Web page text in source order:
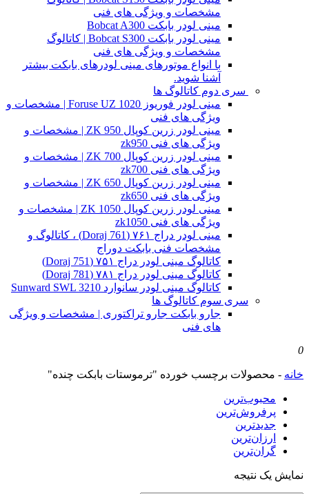
مشخصات و ویژگی های فنی
مینی لودر بابکت Bobcat A300
مینی لودر بابکت Bobcat S300 | کاتالوگ
مشخصات و ویژگی های فنی
با انواع موتورهای مینی لودرهای بابکت بیشتر
آشنا شوید.
سری دوم کاتالوگ ها
مینی لودر فوریوز Foruse UZ 1020 | مشخصات و
ویژگی های فنی
مینی لودر زرین کوپال ZK 950 | مشخصات و
ویژگی های فنی zk950
مینی لودر زرین کوپال ZK 700 | مشخصات و
ویژگی های فنی zk700
مینی لودر زرین کوپال ZK 650 | مشخصات و
ویژگی های فنی zk650
مینی لودر زرین کوپال ZK 1050 | مشخصات و
ویژگی های فنی zk1050
مینی لودر دراج ۷۶۱ (Doraj 761) ، کاتالوگ و
مشخصات فنی بابکت دوراج
کاتالوگ مینی لودر دراج ۷۵۱ (Doraj 751)
کاتالوگ مینی لودر دراج ۷۸۱ (Doraj 781)
کاتالوگ مینی لودر سانوارد Sunward SWL 3210
سری سوم کاتالوگ ها
جارو بابکت جارو تراکتوری | مشخصات و ویژگی
های فنی
0
خانه - محصولات برچسب خورده "ترموستات بابکت چنده"
محبوب‌ترین
پرفروش‌ترین
جدیدترین
ارزان‌ترین
گران‌ترین
نمایش یک نتیجه